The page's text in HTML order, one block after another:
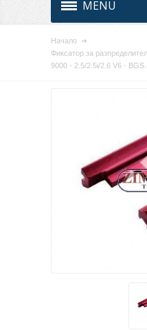
MENU
Начало
Фиксатор за
9000 - 2.5/2.5i/2.6 V6 - BGS.